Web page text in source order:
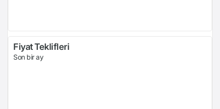
Fiyat Teklifleri
Son bir ay